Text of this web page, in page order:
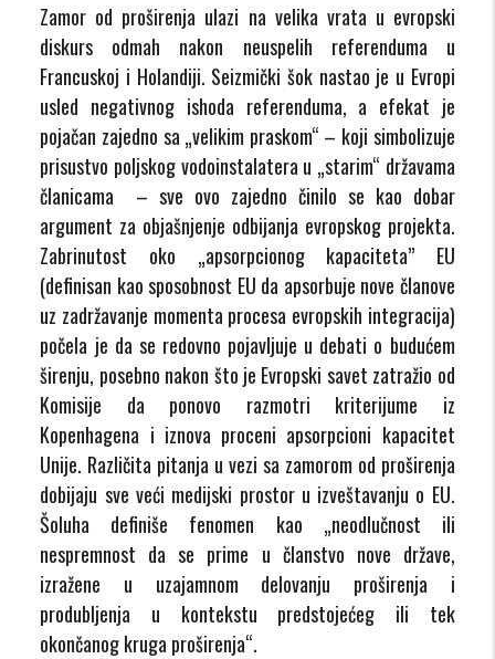
Zamor od proširenja ulazi na velika vrata u evropski
diskurs odmah nakon neuspelih referenduma u
Francuskoj i Holandiji. Seizmički šok nastao je u Evropi
usled negativnog ishoda referenduma, a efekat je
pojačan zajedno sa „velikim praskom“ – koji simbolizuje
prisustvo poljskog vodoinstalatera u „starim“ državama
članicama – sve ovo zajedno činilo se kao dobar
argument za objašnjenje odbijanja evropskog projekta.
Zabrinutost oko „apsorpcionog kapaciteta” EU
(definisan kao sposobnost EU da apsorbuje nove članove
uz zadržavanje momenta procesa evropskih integracija)
počela je da se redovno pojavljuje u debati o budućem
širenju, posebno nakon što je Evropski savet zatražio od
Komisije da ponovo razmotri kriterijume iz
Kopenhagena i iznova proceni apsorpcioni kapacitet
Unije. Različita pitanja u vezi sa zamorom od proširenja
dobijaju sve veći medijski prostor u izveštavanju o EU.
Šoluha definiše fenomen kao „neodlučnost ili
nespremnost da se prime u članstvo nove države,
izražene u uzajamnom delovanju proširenja i
produbljenja u kontekstu predstojećeg ili tek
okončanog kruga proširenja“.